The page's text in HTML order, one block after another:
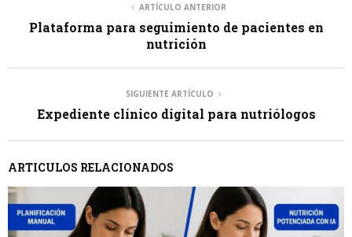
ARTÍCULO ANTERIOR
Plataforma para seguimiento de pacientes en
nutrición
SIGUIENTE ARTÍCULO
Expediente clínico digital para nutriólogos
ARTICULOS RELACIONADOS